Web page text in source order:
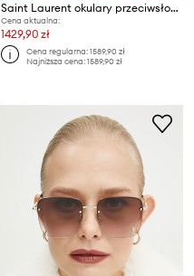
Saint Laurent okulary przeciwsłoneczne
Cena aktualna:
1429,90 zł
Cena regularna:1589,90 zł
Najniższa cena:1589,90 zł